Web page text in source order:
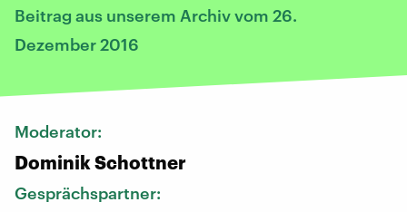
Beitrag aus unserem Archiv vom 26.
Dezember 2016
Moderator:
Dominik Schottner
Gesprächspartner: